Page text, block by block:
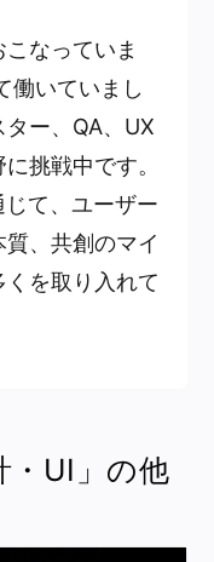
なっていま
働いていまし
ー、QA、UX
挑戦中です。
て、ユーザー
、共創のマイ
を取り入れて
・UI」の他